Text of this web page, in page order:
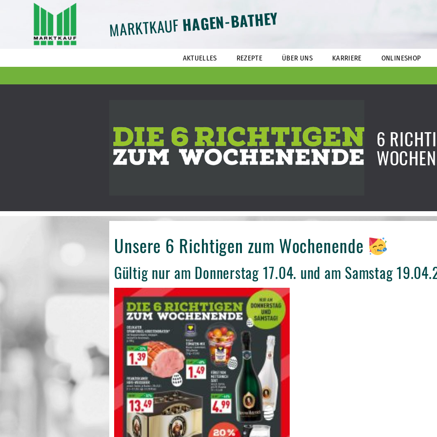
MARKTKAUFHAGEN-BATHEY
AKTUELLES REZEPTE ÜBER UNS KARRIERE ONLINESHOP
6
Unsere 6 Richtigen zum Wochenende
Gültig nur am Donnerstag 17.04. und am Samstag